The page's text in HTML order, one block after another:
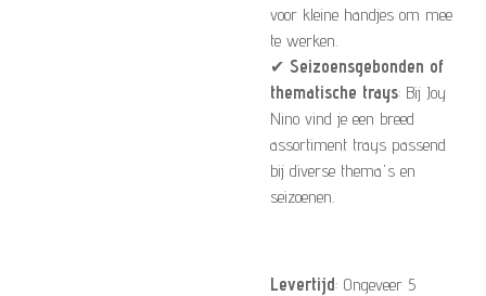
voor kleine handjes om mee
te werken.
✔ Seizoensgebonden of
thematische trays: Bij Joy
Nino vind je een breed
assortiment trays passend
bij diverse thema's en
seizoenen.
Levertijd: Ongeveer 5